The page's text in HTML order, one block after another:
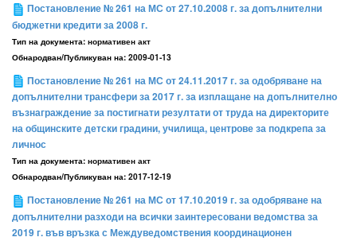
Постановление № 261 на МС от 27.10.2008 г. за допълнителни
бюджетни кредити за 2008 г.
Тип на документа: нормативен акт
Обнародван/Публикуван на: 2009-01-13
Постановление № 261 на МС от 24.11.2017 г. за одобряване на
допълнителни трансфери за 2017 г. за изплащане на допълнително
възнаграждение за постигнати резултати от труда на директорите
на общинските детски градини, училища, центрове за подкрепа за
личнос
Тип на документа: нормативен акт
Обнародван/Публикуван на: 2017-12-19
Постановление № 261 на МС от 17.10.2019 г. за одобряване на
допълнителни разходи на всички заинтересовани ведомства за
2019 г. във връзка с Междуведомствения координационен